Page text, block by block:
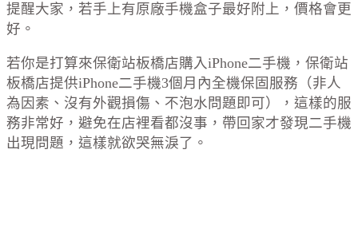
提醒大家，若手上有原廠手機盒子最好附上，價格會更
好。
若你是打算來保衛站板橋店購入iPhone二手機，保衛站
板橋店提供iPhone二手機3個月內全機保固服務（非人
為因素、沒有外觀損傷、不泡水問題即可），這樣的服
務非常好，避免在店裡看都沒事，帶回家才發現二手機
出現問題，這樣就欲哭無淚了。